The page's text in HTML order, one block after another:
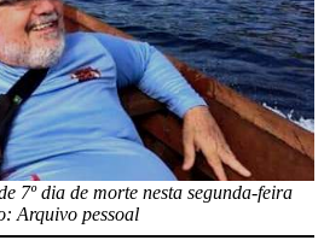
7º dia de morte nesta segunda-feira
Arquivo pessoal